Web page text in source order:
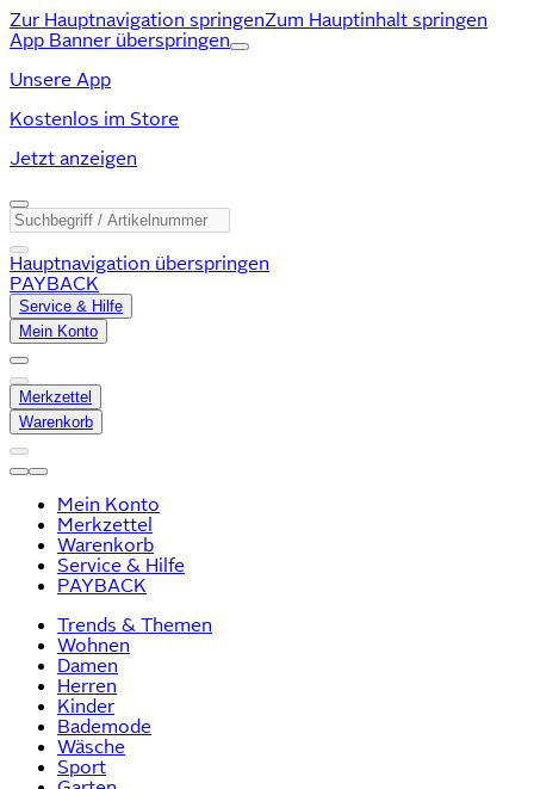
Zur Hauptnavigation springenZum Hauptinhalt springen
App Banner überspringen
Unsere App
Kostenlos im Store
Jetzt anzeigen
Hauptnavigation überspringen
PAYBACK
Service & Hilfe
Mein Konto
Merkzettel
Warenkorb
Mein Konto
Merkzettel
Warenkorb
Service & Hilfe
PAYBACK
Trends & Themen
Wohnen
Damen
Herren
Kinder
Bademode
Wäsche
Sport